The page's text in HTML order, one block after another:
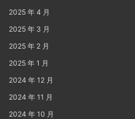
2025 年 4 月
2025 年 3 月
2025 年 2 月
2025 年 1 月
2024 年 12 月
2024 年 11 月
2024 年 10 月